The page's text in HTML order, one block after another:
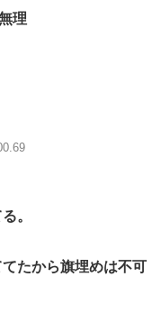
理
。
たから旗埋めは不可